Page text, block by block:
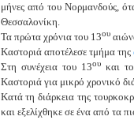
μήνες από του Νορμανδούς,
Θεσσαλονίκη.
Τα πρώτα χρόνια του 13ου
Καστοριά αποτέλεσε τμήμα της
Στη συνέχεια του 13ουκαι
Καστοριά για μικρό χρονικό
Κατά τη διάρκεια της
και εξελίχθηκε σε ένα από τα